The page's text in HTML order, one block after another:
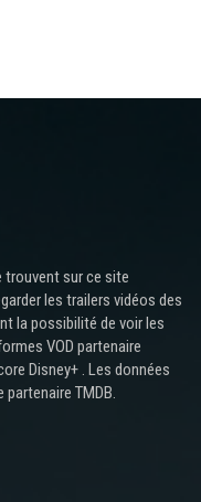
trouvent sur ce site
les trailers vidéos des
la possibilité de voir les
VOD partenaire
Disney+ . Les données
TMDB.